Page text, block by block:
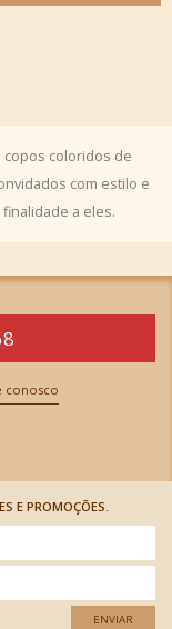
copos coloridos de
com estilo e
a eles.
conosco
E PROMOÇÕES.
ENVIAR